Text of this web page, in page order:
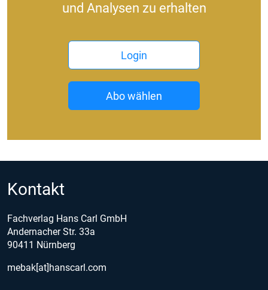
und Analysen zu erhalten
Login
Abo wählen
Kontakt
Fachverlag Hans Carl GmbH
Andernacher Str. 33a
90411 Nürnberg
mebak[at]hanscarl.com